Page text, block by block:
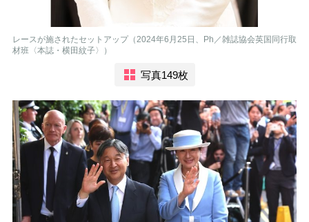
レースが施されたセットアップ（2024年6月25日、Ph／雑誌協会英国同行取
材班〈本誌・横田紋子〉）
写真149枚